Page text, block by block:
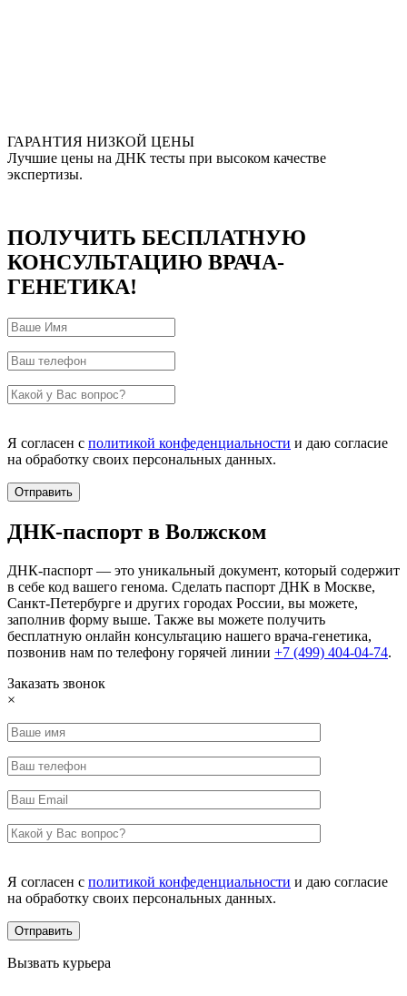
ГАРАНТИЯ НИЗКОЙ ЦЕНЫ
Лучшие цены на ДНК тесты при высоком качестве
экспертизы.
ПОЛУЧИТЬ БЕСПЛАТНУЮ
КОНСУЛЬТАЦИЮ ВРАЧА-
ГЕНЕТИКА!
Я согласен с политикой конфеденциальности и даю согласие
на обработку своих персональных данных.
ДНК-паспорт в Волжском
ДНК-паспорт — это уникальный документ, который содержит
в себе код вашего генома. Сделать паспорт ДНК в Москве,
Санкт-Петербурге и других городах России, вы можете,
заполнив форму выше. Также вы можете получить
бесплатную онлайн консультацию нашего врача-генетика,
позвонив нам по телефону горячей линии +7 (499) 404-04-74.
Заказать звонок
×
Я согласен с политикой конфеденциальности и даю согласие
на обработку своих персональных данных.
Вызвать курьера